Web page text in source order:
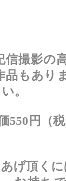
信撮影の
もあり
。
550円（
げ頂くに